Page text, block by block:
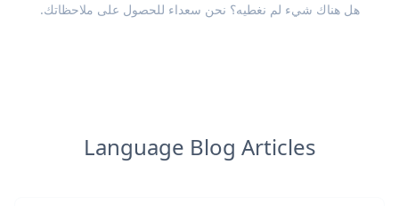
هل هناك شيء لم نغطيه؟ نحن سعداء للحصول على ملاحظاتك.
Language Blog Articles